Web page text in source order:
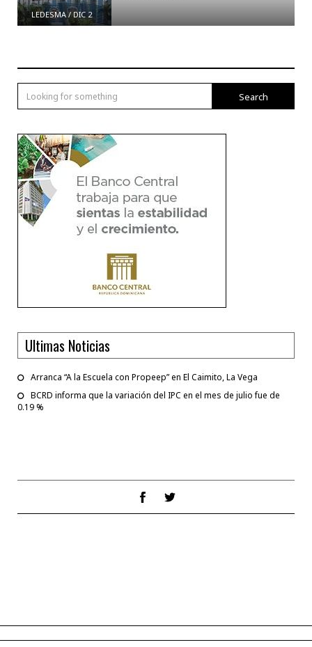
LEDESMA/DIC 2
Search
Ultimas Noticias
Arranca “A la Escuela con Propeep” en El Caimito, La Vega
BCRD informa que la variación del IPC en el mes de julio fue de
0.19 %